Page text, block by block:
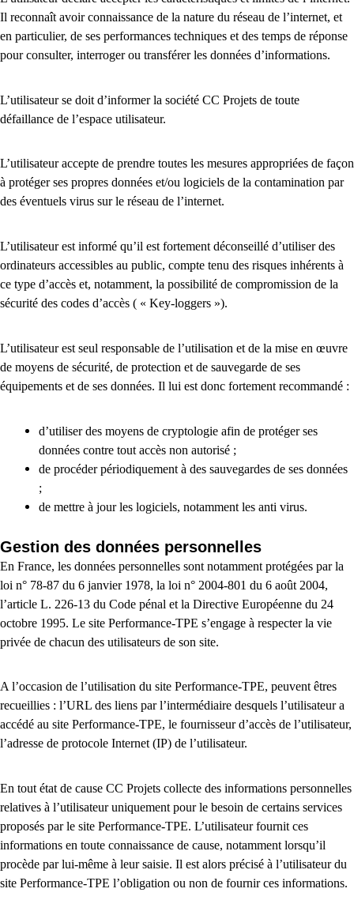
Il reconnaît avoir connaissance de la nature du réseau de l’internet, et
en particulier, de ses performances techniques et des temps de réponse
pour consulter, interroger ou transférer les données d’informations.
L’utilisateur se doit d’informer la société CC Projets de toute
défaillance de l’espace utilisateur.
L’utilisateur accepte de prendre toutes les mesures appropriées de façon
à protéger ses propres données et/ou logiciels de la contamination par
des éventuels virus sur le réseau de l’internet.
L’utilisateur est informé qu’il est fortement déconseillé d’utiliser des
ordinateurs accessibles au public, compte tenu des risques inhérents à
ce type d’accès et, notamment, la possibilité de compromission de la
sécurité des codes d’accès ( « Key-loggers »).
L’utilisateur est seul responsable de l’utilisation et de la mise en œuvre
de moyens de sécurité, de protection et de sauvegarde de ses
équipements et de ses données. Il lui est donc fortement recommandé :
d’utiliser des moyens de cryptologie afin de protéger ses
données contre tout accès non autorisé ;
de procéder périodiquement à des sauvegardes de ses données
;
de mettre à jour les logiciels, notamment les anti virus.
Gestion des données personnelles
En France, les données personnelles sont notamment protégées par la
loi n° 78-87 du 6 janvier 1978, la loi n° 2004-801 du 6 août 2004,
l’article L. 226-13 du Code pénal et la Directive Européenne du 24
octobre 1995. Le site Performance-TPE s’engage à respecter la vie
privée de chacun des utilisateurs de son site.
A l’occasion de l’utilisation du site Performance-TPE, peuvent êtres
recueillies : l’URL des liens par l’intermédiaire desquels l’utilisateur a
accédé au site Performance-TPE, le fournisseur d’accès de l’utilisateur,
l’adresse de protocole Internet (IP) de l’utilisateur.
En tout état de cause CC Projets collecte des informations personnelles
relatives à l’utilisateur uniquement pour le besoin de certains services
proposés par le site Performance-TPE. L’utilisateur fournit ces
informations en toute connaissance de cause, notamment lorsqu’il
procède par lui-même à leur saisie. Il est alors précisé à l’utilisateur du
site Performance-TPE l’obligation ou non de fournir ces informations.